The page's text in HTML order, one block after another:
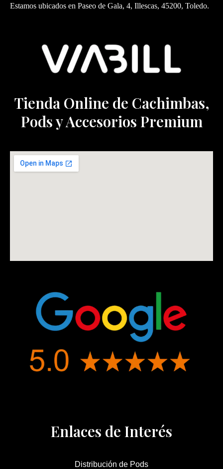
Estamos ubicados en Paseo de Gala, 4, Illescas, 45200, Toledo.
Tienda Online de Cachimbas,
Pods y Accesorios Premium
Enlaces de Interés
Distribución de Pods